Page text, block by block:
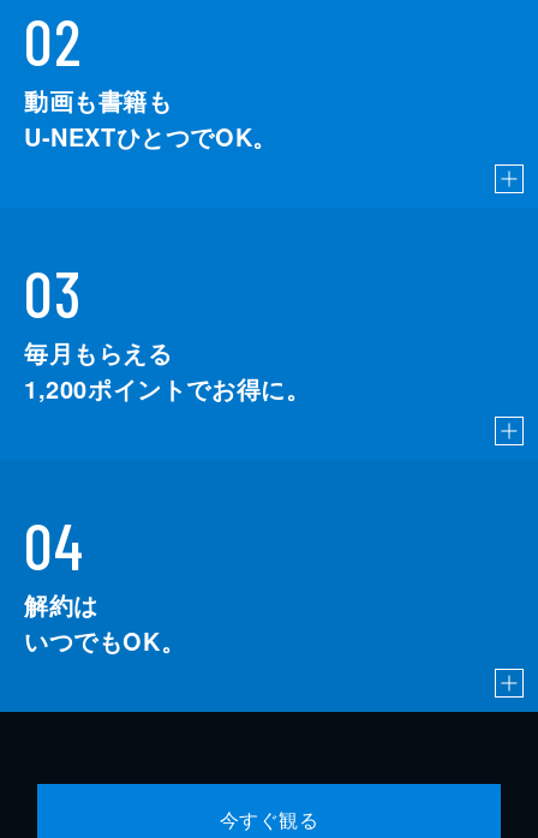
02
動画も書籍も
U-NEXTひとつでOK。
03
毎月もらえる
1,200ポイントでお得に。
04
解約は
いつでもOK。
今すぐ観る